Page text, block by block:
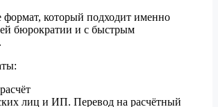
который подходит именно
бюрократии и с быстрым
лиц и ИП. Перевод на расчётный